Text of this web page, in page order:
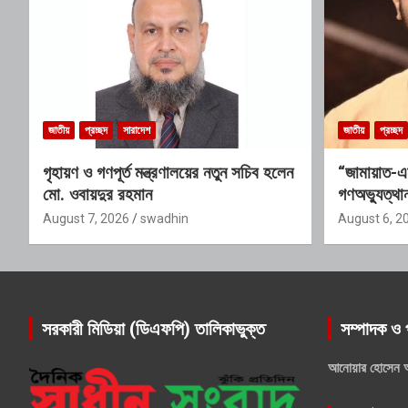
জাতীয় প্রচ্ছদ সারাদেশ
গৃহায়ণ ও গণপূর্ত মন্ত্রণালয়ের নতুন সচিব হলেন
মো. ওবায়দুর রহমান
August 7, 2026 swadhin
জাতীয় প্রচ্ছদ
“জামায়াত-
গণঅভ্যুত্থান
যোগ্যতাও
August 6,
সরকারী মিডিয়া (ডিএফপি) তালিকাভুক্ত সম্পাদক ও
আনোয়ার হোসেন